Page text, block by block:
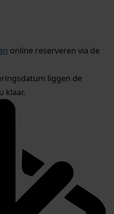
online reserveren via de
liggen de
klaar.